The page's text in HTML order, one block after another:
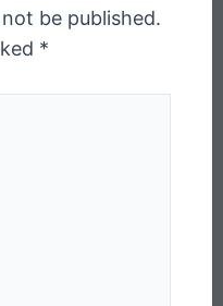
be published.
*